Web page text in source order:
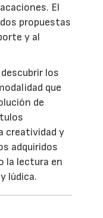
El
propuestas
y al
los
que
de
creatividad y
adquiridos
la lectura en
lúdica.